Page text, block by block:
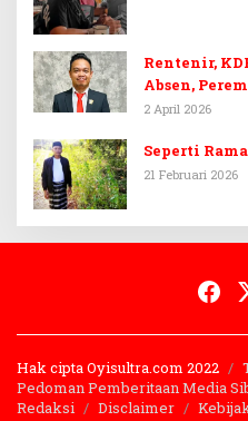
Rentenir,
Absen,
2 April 2026
Seperti
21 Februari 2026
Hak cipta Oyisultra.com 2022
Pedoman Pemberitaan Media
Redaksi
Disclaimer